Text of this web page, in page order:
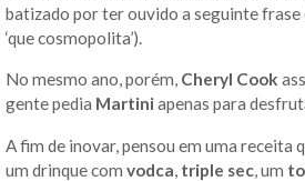
batizado por ter ouvido a seguinte
‘que cosmopolita’).
No mesmo ano, porém, Cheryl Cook
gente pedia Martiniapenas para
A fim de inovar, pensou em uma receita
um drinque com vodca, triple sec, um